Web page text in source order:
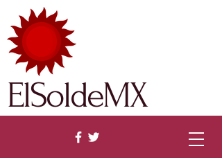
ElSoldeMX